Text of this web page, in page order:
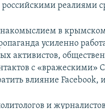
российскими реалиями
в
усиленно
активистов,
с «вражескими»
влияние Facebook,
и